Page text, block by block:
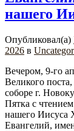
нашего
Опубликовал(а)
2026 в
Вечером, 9-го
Великого
соборе г.
Пятка с
нашего Иисуса
Евангелий,